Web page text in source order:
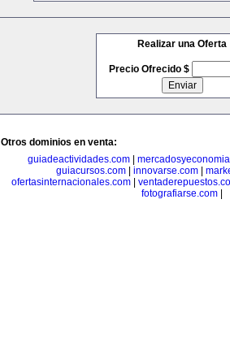
Realizar una Oferta
Precio Ofrecido $
Otros dominios en venta:
guiadeactividades.com|
guiacursos.com| innovarse.com|
ofertasinternacionales.com|
fotografiarse.com